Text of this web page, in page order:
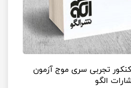
تجربی سری موج آزمون
الگو